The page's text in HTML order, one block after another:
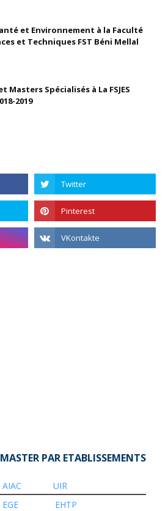
et Environnement à la Faculté
et Techniques FST Béni Mellal
Masters Spécialisés à La FSJES
2019
MASTER PAR ETABLISSEMENTS
AIAC
UIR
EGE
EHTP